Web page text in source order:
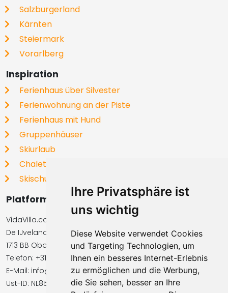
Ihre Privatsphäre ist
uns wichtig
Diese Website verwendet Cookies
und Targeting Technologien, um
Ihnen ein besseres Internet-Erlebnis
zu ermöglichen und die Werbung,
die Sie sehen, besser an Ihre
Salzburgerland
Kärnten
Steiermark
Vorarlberg
Inspiration
Ferienhaus über Silvester
Ferienwohnung an der Piste
Ferienhaus mit Hund
Gruppenhäuser
Skiurlaub
Chalets
Skischulen
Platformbetreiber
VidaVilla.com BV
De IJvelandssloot 20
1713 BB Obdam, Niederlande
Telefon: +31854016545
E-Mail: info@vidavilla.com
Ust-ID: NL855781919B01